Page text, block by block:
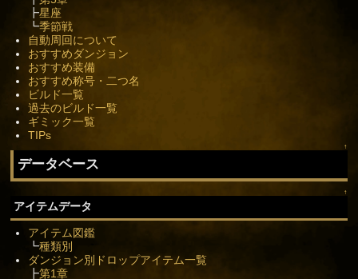
┣星座
┗季節戦
自動周回について
おすすめダンジョン
おすすめ装備
おすすめ称号・二つ名
ビルド一覧
過去のビルド一覧
ギミック一覧
TIPs
↑
データベース
↑
アイテムデータ
アイテム図鑑
┗種類別
ダンジョン別ドロップアイテム一覧
┣第1章